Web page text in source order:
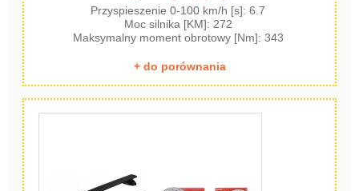
Przyspieszenie 0-100 km/h [s]: 6.7
Moc silnika [KM]: 272
Maksymalny moment obrotowy [Nm]: 343
+ do porównania